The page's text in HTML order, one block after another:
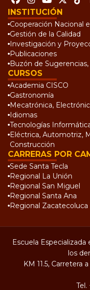
INSTITUCIÓN
Cooperación Nacional
Gestión de la Calidad
Investigación y
Publicaciones
Buzón de
CURSOS
Academia CISCO
Gastronomía
Mecatrónica,
Idiomas
Tecnologías
Eléctrica, Automotriz,
Construcción
CARRERAS POR
Sede Santa Tecla
Regional La Unión
Regional San Miguel
Regional Santa Ana
Regional Zacatecoluca
Escuela
los
KM 11.5, Carretera
Tel.